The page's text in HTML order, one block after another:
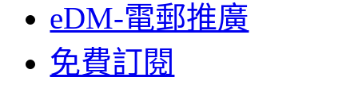
eDM-電郵推廣
免費訂閱